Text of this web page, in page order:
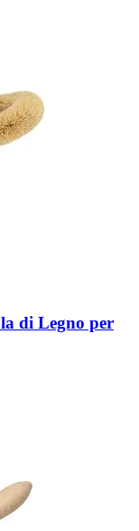
di Legno per